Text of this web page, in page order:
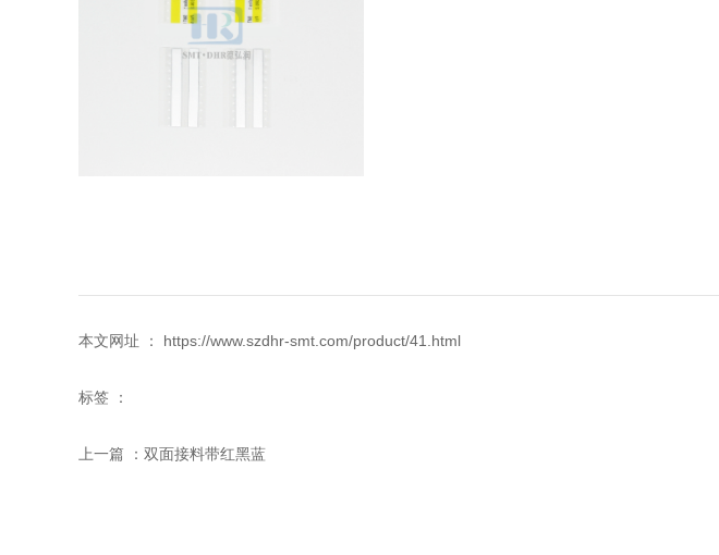
本文网址 ： https://www.szdhr-smt.com/product/41.html
标签 ：
上一篇 ： 双面接料带红黑蓝